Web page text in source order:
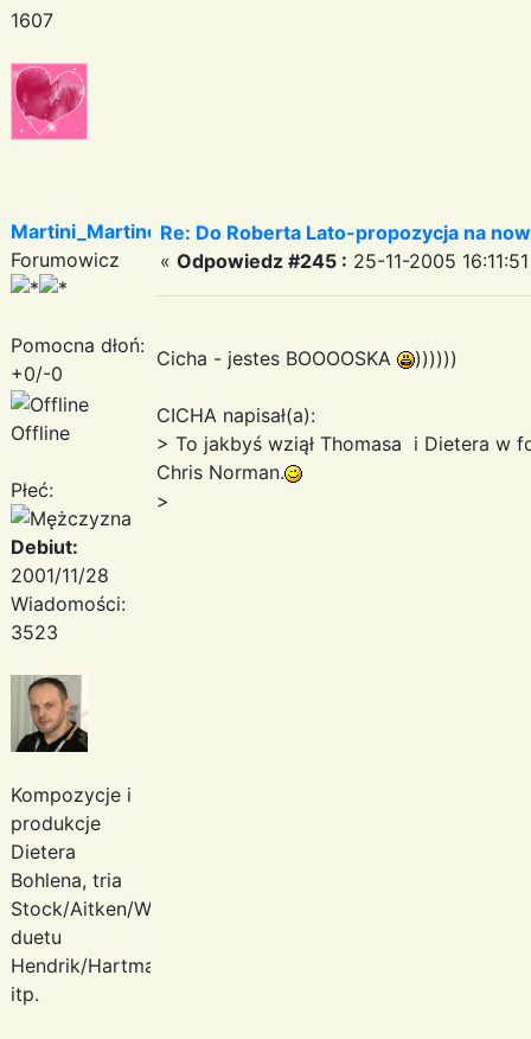
1607
Martini_Martinez
Forumowicz
Pomocna dłoń:
+0/-0
Offline
Płeć:
Debiut:
2001/11/28
Wiadomości:
3523
Kompozycje i
produkcje
Dietera
Bohlena, tria
Stock/Aitken/Waterman,
duetu
Hendrik/Hartmann
itp.
Re: Do Roberta Lato-propozycja na
« Odpowiedz #245 : 25-11-2005
Cicha - jestes BOOOOSKA ))))))
CICHA napisał(a):
> To jakbyś wziął Thomasa i Dietera w
Chris Norman.
>